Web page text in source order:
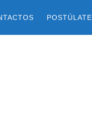
POSTÚLATE